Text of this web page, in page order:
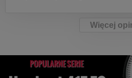
Więcej